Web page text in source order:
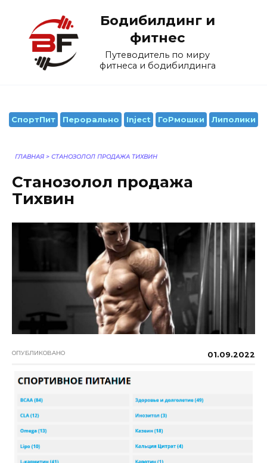
содержанию
Бодибилдинг и
фитнес
Путеводитель по миру
фитнеса и бодибилдинга
СпортПит Перорально Inject ГоРмошки Липолики
ГЛАВНАЯ > СТАНОЗОЛОЛ ПРОДАЖА ТИХВИН
Станозолол продажа
Тихвин
ОПУБЛИКОВАНО 01.09.2022